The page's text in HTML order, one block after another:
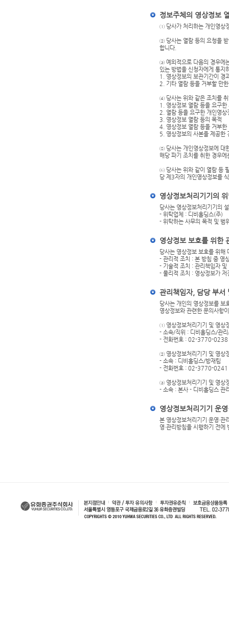
정보주체의 영상정보
① 당사가 처리하는 개인영상
② 당사는 열람 등의 요청을 받
합니다.
③ 예외적으로 다음의 경우에
있는 방법을 신청자에게 통지
1. 영상정보의 보관기간이 경
2. 기타 열람 등을 거부할 만
④ 당사는 위와 같은 조치를 취
1. 영상정보 열람 등을 요구한
2. 열람 등을 요구한 개인영상
3. 영상정보 열람 등의 목적
4. 영상정보 열람 등을 거부
5. 영상정보의 사본을 제공한
⑤ 당사는 개인영상정보에 대
해당 파기 조치를 취한 경우에
⑥ 당사는 위와 같이 열람 등
당 제3자의 개인영상정보를
영상정보처리기기의
당사는 영상정보처리기기의
- 위탁업체 : 디비홀딩스(주)
- 위탁하는 사무의 목적 및 범
영상정보 보호를 위한
당사는 영상정보 보호를 위해
- 관리적 조치 : 본 방침 중 영
- 기술적 조치 : 관리책임자
- 물리적 조치 : 영상정보가
관리책임자, 담당 부서
당사는 개인의 영상정보를 보
영상정보와 관련한 문의사항
① 영상정보처리기기 및 영상
- 소속/직위 : 디비홀딩스/관리
- 전화번호 : 02-3770-0238
② 영상정보처리기기 및 영상
- 소속 : 디비홀딩스/방재팀
- 전화번호 : 02-3770-0241
③ 영상정보처리기기 및 영상
- 소속 : 본사 - 디비홀딩스 관
영상정보처리기기 운
본 영상정보처리기기 운영·관
영·관리방침을 시행하기 전